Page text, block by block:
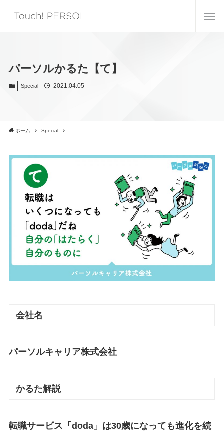
パーソルかるた【て】
Special 2021.04.05
ホーム Special
会社名
パーソルキャリア株式会社
かるた解説
転職サービス「doda」は30歳になっても進化を続